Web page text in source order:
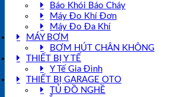
Báo Khói Báo Cháy
Máy Đo Khí Đơn
Máy Đo Đa Khí
MÁY BƠM
BƠM HÚT CHÂN KHÔNG
THIẾT BỊ Y TẾ
Y Tế Gia Đình
THIẾT BỊ GARAGE OTO
TỦ ĐỒ NGHỀ